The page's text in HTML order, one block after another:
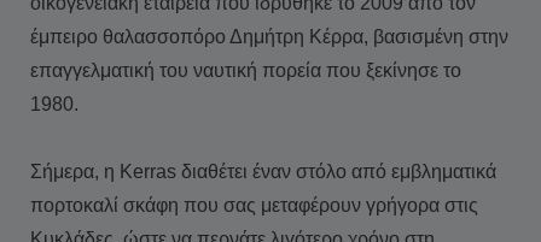
έμπειρο θαλασσοπόρο Δημήτρη Κέρρα, βασισμένη στην
επαγγελματική του ναυτική πορεία που ξεκίνησε το
1980.
Σήμερα, η Kerras διαθέτει έναν στόλο από εμβληματικά
πορτοκαλί σκάφη που σας μεταφέρουν γρήγορα στις